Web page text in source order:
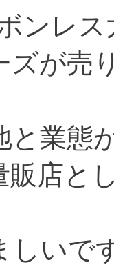
ンレ
ズが売
と業態
販店と
しいで